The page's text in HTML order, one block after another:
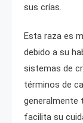
sus crías.
Esta raza es
debido a su
sistemas de
términos de
generalmente
facilita su